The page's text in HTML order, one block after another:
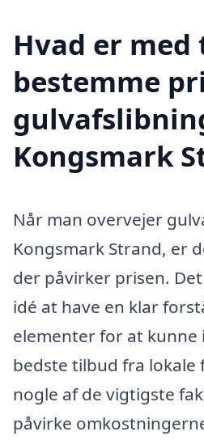
Hvad er
bestemme
Kongsmark
Når man overvejer
Kongsmark Strand, er
der påvirker prisen.
idé at have en klar
elementer for at kunne
bedste tilbud fra lokale
nogle af de vigtigste
påvirke